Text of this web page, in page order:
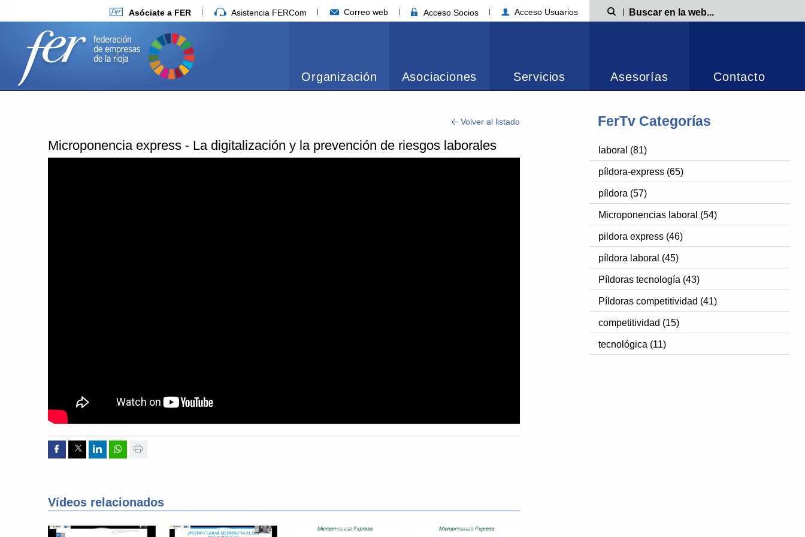
Asóciate a FER Asistencia FERCom Correo web Acceso Socios Acceso Usuarios Búsqueda
Organización Asociaciones Servicios Asesorías Contacto
FerTv Categorías
laboral (81)
píldora-express (65)
píldora (57)
Microponencias laboral (54)
pildora express (46)
píldora laboral (45)
Píldoras tecnología (43)
Píldoras competitividad (41)
competitividad (15)
tecnológica (11)
Volver al listado
Microponencia express - La digitalización y la prevención de riesgos laborales
Compartir por Facebook
Compartir por Twitter
Compartir por Linkedin
Compartir por whatsapp
Vídeos relacionados